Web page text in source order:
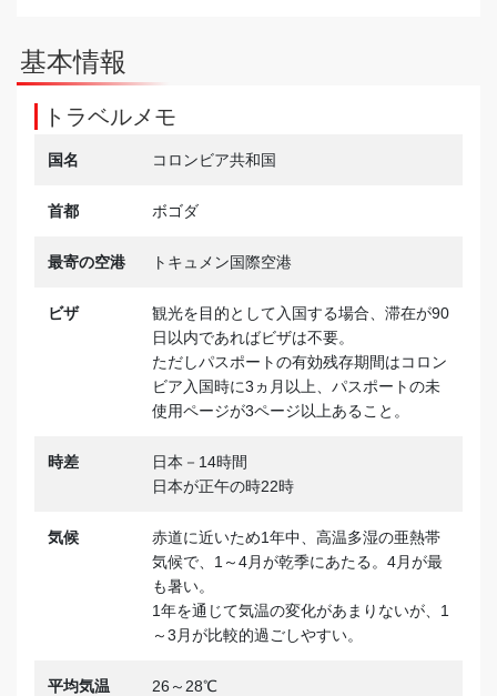
基本情報
トラベルメモ
国名 コロンビア共和国
首都 ボゴダ
最寄の空港 トキュメン国際空港
ビザ
観光を目的として入国する場合、滞在が90
日以内であればビザは不要。
ただしパスポートの有効残存期間はコロン
ビア入国時に3ヵ月以上、パスポートの未
使用ページが3ページ以上あること。
時差
日本－14時間
日本が正午の時22時
気候
赤道に近いため1年中、高温多湿の亜熱帯
気候で、1～4月が乾季にあたる。4月が最
も暑い。
1年を通じて気温の変化があまりないが、1
～3月が比較的過ごしやすい。
平均気温 26～28℃